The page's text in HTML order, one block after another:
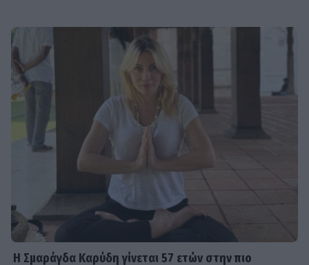
Η Σμαράγδα Καρύδη γίνεται 57 ετών στην πιο